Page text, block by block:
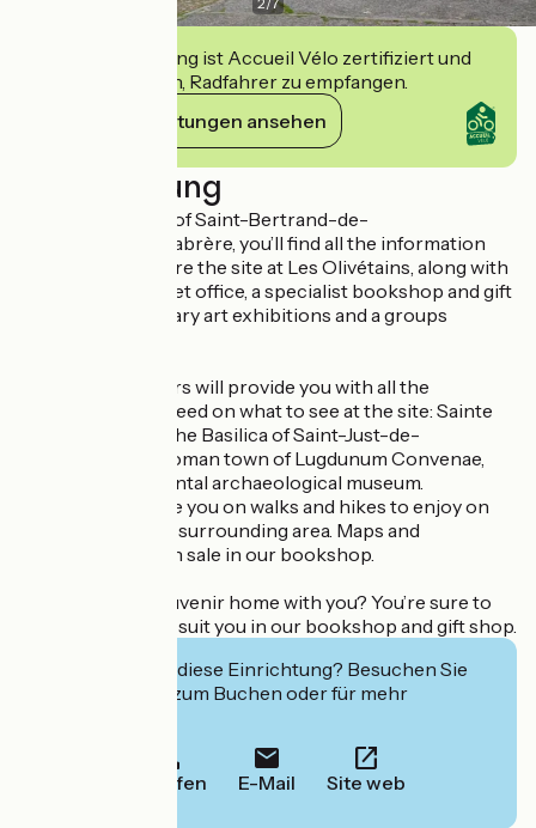
Diese Einrichtung ist Accueil Vélo zertifiziert und
verpflichtet sich, Radfahrer zu empfangen.
Ihre Verpflichtungen ansehen
Beschreibung
At the Grand Site of Saint-Bertrand-de-
Comminges/Valcabrère, you’ll find all the information
you need to explore the site at Les Olivétains, along with
the cathedral ticket office, a specialist bookshop and gift
shop, contemporary art exhibitions and a groups
Our visitor advisors will provide you with all the
information you need on what to see at the site: Sainte
Marie Cathedral, the Basilica of Saint-Just-de-
Valcabrère, the Roman town of Lugdunum Convenae,
and the departmental archaeological museum.
We can also advise you on walks and hikes to enjoy on
the site and in the surrounding area. Maps and
guidebooks are on sale in our bookshop.
Fancy taking a souvenir home with you? You’re sure to
find something to suit you in our bookshop and gift shop.
Interessiert Sie diese Einrichtung? Besuchen Sie
deren Website zum Buchen oder für mehr
Anrufen E-Mail Site web